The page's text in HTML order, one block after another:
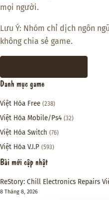
mọi người.
Lưu Ý: Nhóm chỉ dịch ngôn
không chia sẻ game.
Danh mục game
Việt Hóa Free (238)
Việt Hóa Mobile/Ps4 (32)
Việt Hóa Switch (76)
Việt Hóa V.I.P (593)
Bài mới cập nhật
ReStory: Chill Electronics Repairs
8 Tháng 8, 2026